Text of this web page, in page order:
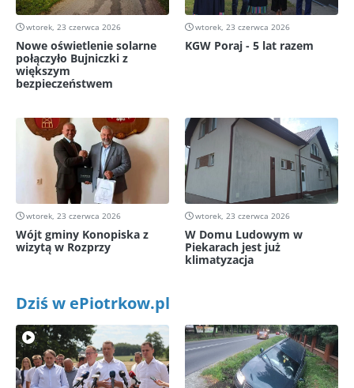
wtorek, 23 czerwca 2026
Nowe oświetlenie solarne
połączyło Bujniczki z
większym
bezpieczeństwem
wtorek, 23 czerwca 2026
KGW Poraj - 5 lat razem
wtorek, 23 czerwca 2026
Wójt gminy Konopiska z
wizytą w Rozprzy
wtorek, 23 czerwca 2026
W Domu Ludowym w
Piekarach jest już
klimatyzacja
Dziś w ePiotrkow.pl